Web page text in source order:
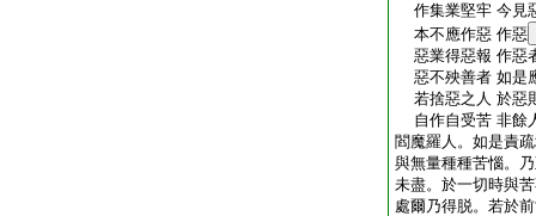
作集業堅牢 今見
本不應作惡 作惡
惡業得惡報 作惡
惡不殃善者 如是
若捨惡之人 於惡
自作自受苦 非餘
閻魔羅人。如是責
與無量種種苦惱。
未盡。於一切時與
處爾乃得脱。若於